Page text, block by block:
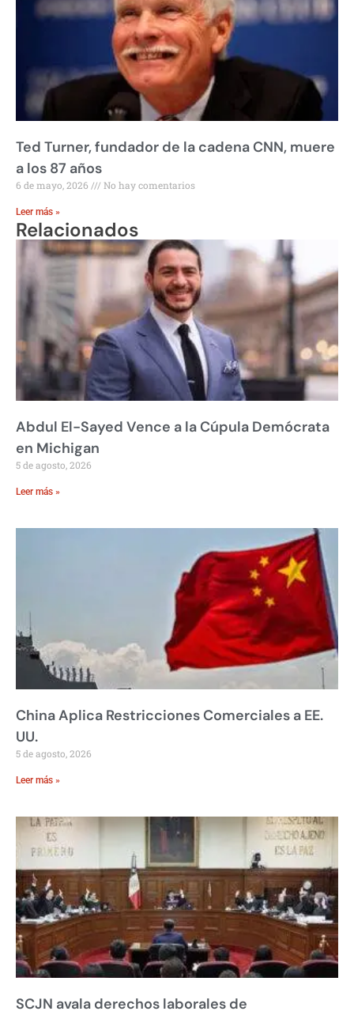
Ted Turner, fundador de la cadena CNN, muere
a los 87 años
6 de mayo, 2026 No hay comentarios
Leer más »
Relacionados
Abdul El-Sayed Vence a la Cúpula Demócrata
en Michigan
5 de agosto, 2026
Leer más »
China Aplica Restricciones Comerciales a EE.
UU.
5 de agosto, 2026
Leer más »
SCJN avala derechos laborales de